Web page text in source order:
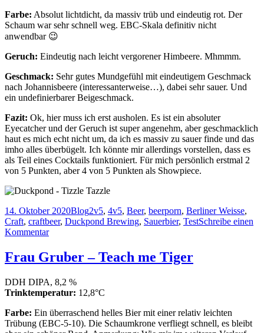
Farbe: Absolut lichtdicht, da massiv trüb und eindeutig rot. Der
Schaum war sehr schnell weg. EBC-Skala definitiv nicht
anwendbar 😉
Geruch: Eindeutig nach leicht vergorener Himbeere. Mhmmm.
Geschmack: Sehr gutes Mundgefühl mit eindeutigem Geschmack
nach Johannisbeere (interessanterweise…), dabei sehr sauer. Und
ein undefinierbarer Beigeschmack.
Fazit: Ok, hier muss ich erst ausholen. Es ist ein absoluter
Eyecatcher und der Geruch ist super angenehm, aber geschmacklich
haut es mich echt nicht um, da ich es massiv zu sauer finde und das
imho alles überbügelt. Ich könnte mir allerdings vorstellen, dass es
als Teil eines Cocktails funktioniert. Für mich persönlich erstmal 2
von 5 Punkten, aber 4 von 5 Punkten als Showpiece.
Veröffentlicht
am
14. Oktober 2020Kategorien
BlogSchlagwörter
2v5, 4v5, Beer, beerporn, Berliner Weisse,
Craft, craftbeer, Duckpond Brewing, Sauerbier, TestSchreibe einen
Kommentarzu
Brewing
–
Tazzle
Frau Gruber – Teach me Tiger
DDH DIPA, 8,2 %
Trinktemperatur: 12,8°C
Farbe: Ein überraschend helles Bier mit einer relativ leichten
Trübung (EBC-5-10). Die Schaumkrone verfliegt schnell, es bleibt